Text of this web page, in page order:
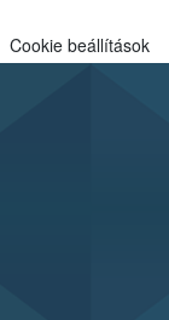
Cookie beállítások